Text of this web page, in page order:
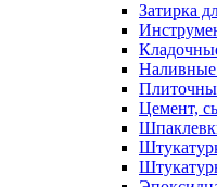
Затирка
Наливные
Цемент,